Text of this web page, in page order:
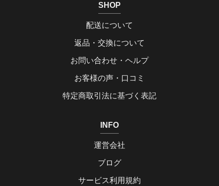
SHOP
配送について
返品・交換について
お問い合わせ・ヘルプ
お客様の声・口コミ
特定商取引法に基づく表記
INFO
運営会社
ブログ
サービス利用規約